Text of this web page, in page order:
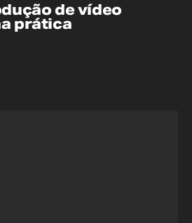
de vídeo
prática